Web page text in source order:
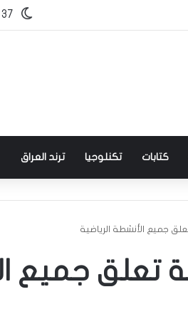
37
كتابات تكنلوجيا ترند العراق
جميع الأنشطة الرياضية
تعلق جميع